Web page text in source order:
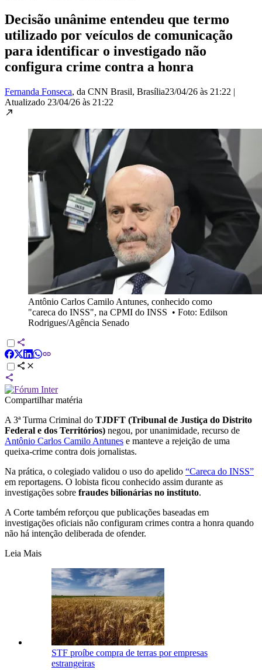
Decisão unânime entendeu que termo
utilizado por veículos de comunicação
para identificar o investigado não
configura crime contra a honra
Fernanda Fonseca, da CNN Brasil, Brasília23/04/26 às 21:22 |
Atualizado 23/04/26 às 21:22
Antônio Carlos Camilo Antunes, conhecido como
"careca do INSS", na CPMI do INSS • Foto: Edilson
Rodrigues/Agência Senado
Compartilhar matéria
A 3ª Turma Criminal do TJDFT (Tribunal de Justiça do Distrito
Federal e dos Territórios) negou, por unanimidade, recurso de
Antônio Carlos Camilo Antunes e manteve a rejeição de uma
queixa-crime contra dois jornalistas.
Na prática, o colegiado validou o uso do apelido “Careca do INSS”
em reportagens. O lobista ficou conhecido assim durante as
investigações sobre fraudes bilionárias no instituto.
A Corte também reforçou que publicações baseadas em
investigações oficiais não configuram crimes contra a honra quando
não há intenção deliberada de ofender.
Leia Mais
STF proíbe compra de terras por empresas
estrangeiras